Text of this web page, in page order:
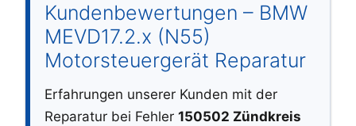
Kundenbewertungen – BMW
MEVD17.2.x (N55)
Motorsteuergerät Reparatur
Erfahrungen unserer Kunden mit der
Reparatur bei Fehler 150502 Zündkreis